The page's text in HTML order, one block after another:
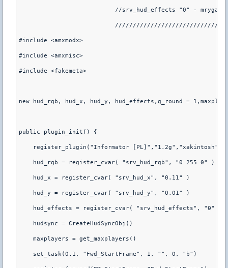
//
#include <amxmodx>
#include <amxmisc>
#include <fakemeta>
new hud_rgb, hud_x, hud_y, hud_effects,g_round =
public plugin_init() {
    register_plugin("Informator [PL]","1.2g","xakintosh")
    hud_rgb = register_cvar( "srv_hud_rgb", "0 255 0" )
    hud_x = register_cvar( "srv_hud_x", "0.11" )
    hud_y = register_cvar( "srv_hud_y", "0.01" )
    hud_effects = register_cvar( "srv_hud_effects", "0" )
    hudsync = CreateHudSyncObj()
    maxplayers = get_maxplayers()
    set_task(0.1, "Fwd_StartFrame", 1, "", 0, "b")